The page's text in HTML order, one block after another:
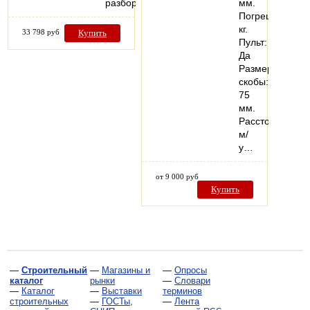
разборный
33 798 руб Купить
мм.
кг.
Пульт:
Да
Размер
скобы:
75
мм.
Расстояние
м/
у…
от 9 000 руб
Купить
— Строительный
каталог
— Каталог
строительных
— Магазины и
рынки
— Выставки
— ГОСТы,
— Опросы
— Словари
терминов
— Лента